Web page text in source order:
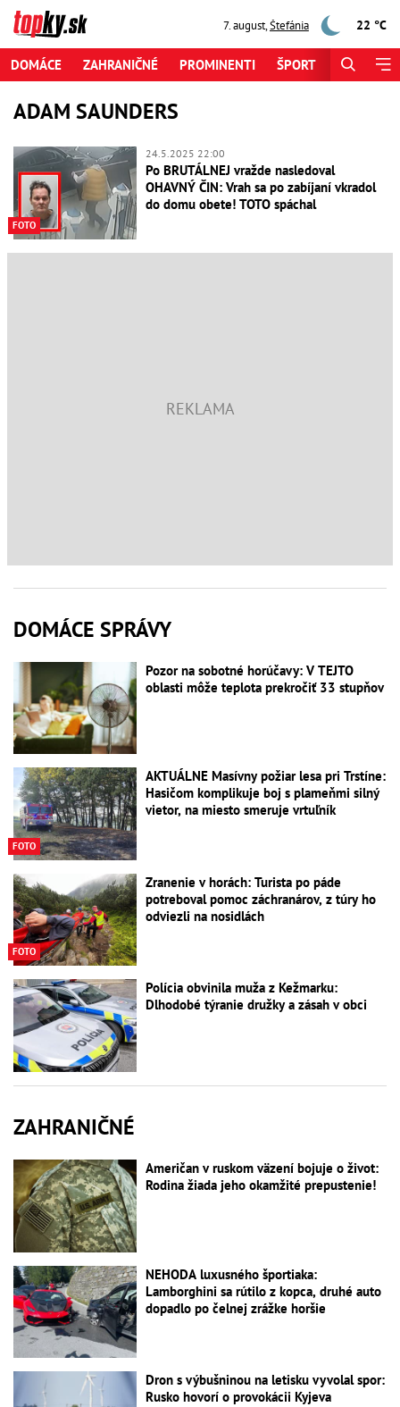
7. august,Štefánia 22 °C
DOMÁCE ZAHRANIČNÉ PROMINENTI ŠPORT
ADAM SAUNDERS
FOTO
24.5.2025 22:00
Po BRUTÁLNEJ vražde nasledoval
OHAVNÝ ČIN: Vrah sa po zabíjaní vkradol
do domu obete! TOTO spáchal
DOMÁCE SPRÁVY
Pozor na sobotné horúčavy: V TEJTO
oblasti môže teplota prekročiť 33 stupňov
FOTO
AKTUÁLNE Masívny požiar lesa pri Trstíne:
Hasičom komplikuje boj s plameňmi silný
vietor, na miesto smeruje vrtuľník
FOTO
Zranenie v horách: Turista po páde
potreboval pomoc záchranárov, z túry ho
odviezli na nosidlách
Polícia obvinila muža z Kežmarku:
Dlhodobé týranie družky a zásah v obci
ZAHRANIČNÉ
Američan v ruskom väzení bojuje o život:
Rodina žiada jeho okamžité prepustenie!
NEHODA luxusného športiaka:
Lamborghini sa rútilo z kopca, druhé auto
dopadlo po čelnej zrážke horšie
Dron s výbušninou na letisku vyvolal spor:
Rusko hovorí o provokácii Kyjeva